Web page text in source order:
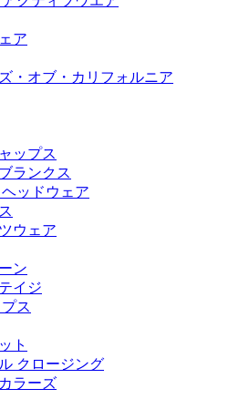
ア
・オブ・カリフォルニア
ップス
ランクス
ッドウェア
ウェア
ン
イジ
ス
ト
クロージング
ラーズ